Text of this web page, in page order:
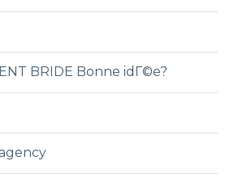
BRIDE Bonne idГ©e?